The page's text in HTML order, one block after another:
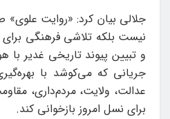
جلالی بیان کرد: «روایت علوی»
نیست بلکه تلاشی فرهنگی برای
و تبیین پیوند تاریخی غدیر
جریانی که می‌کوشد با
عدالت، ولایت، مردم‌داری،
برای نسل امروز بازخوانی کند.